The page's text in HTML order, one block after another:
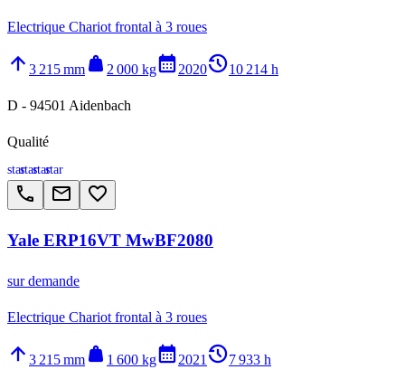
Electrique Chariot frontal à 3 roues
arrow_upward 3 215 mm weight 2 000 kgcalendar_month2020history_210 214 h
D - 94501 Aidenbach
Qualité
starstarstarstar
call email favorite_border
Yale ERP16VT MwBF2080
sur demande
Electrique Chariot frontal à 3 roues
arrow_upward 3 215 mm weight 1 600 kgcalendar_month2021 history_27 933 h